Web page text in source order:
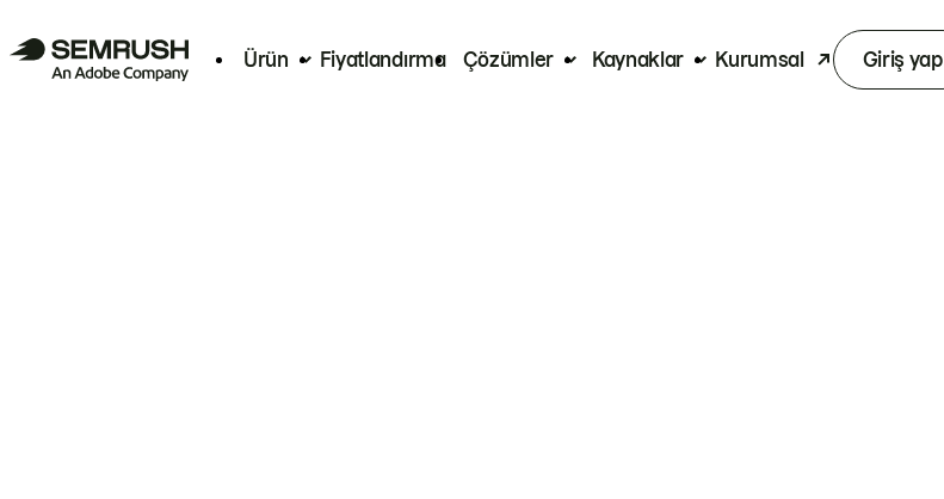
Ürün Fiyatlandırma Çözümler Kaynaklar Kurumsal Giriş yap